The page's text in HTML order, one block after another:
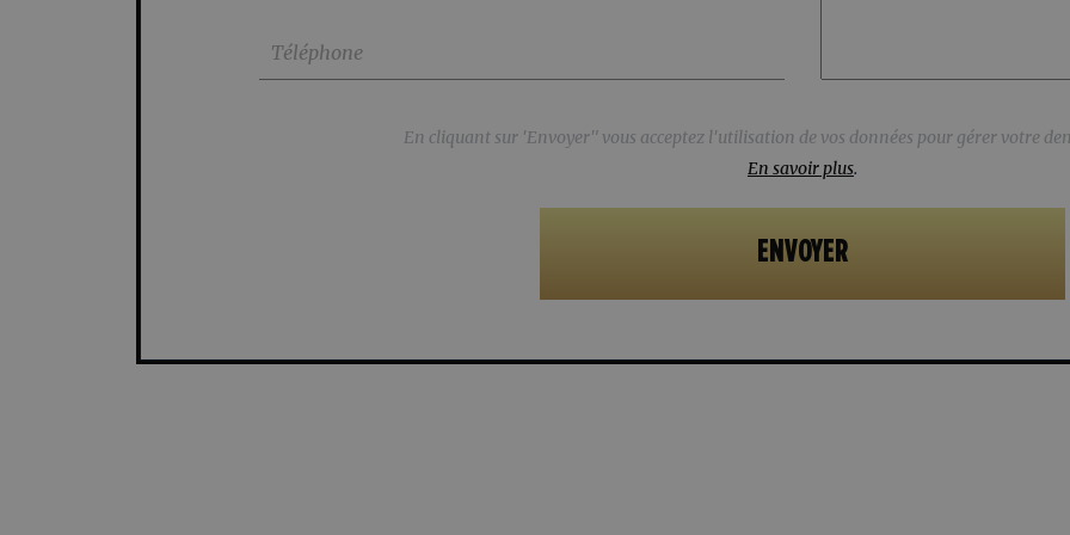
En cliquant sur 'Envoyer" vous acceptez l'utilisation de vos données pour gérer votre
En savoir plus.
En savoir plus